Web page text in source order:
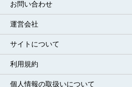
お問い合わせ
運営会社
サイトについて
利用規約
個人情報の取扱いについて